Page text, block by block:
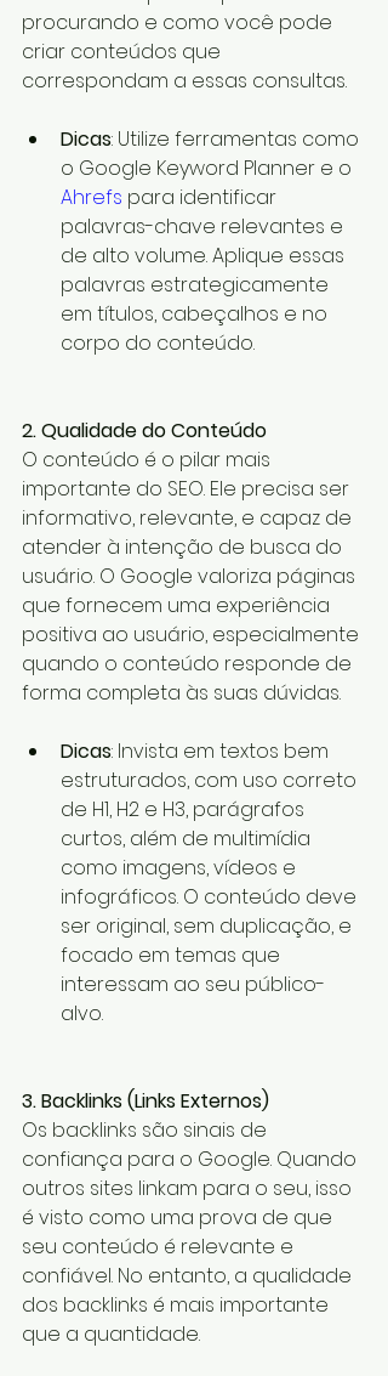
procurando e como você pode
criar conteúdos que
correspondam a essas consultas.
Dicas: Utilize ferramentas como
o Google Keyword Planner e o
Ahrefs para identificar
palavras-chave relevantes e
de alto volume. Aplique essas
palavras estrategicamente
em títulos, cabeçalhos e no
corpo do conteúdo.
2. Qualidade do Conteúdo
O conteúdo é o pilar mais
importante do SEO. Ele precisa ser
informativo, relevante, e capaz de
atender à intenção de busca do
usuário. O Google valoriza páginas
que fornecem uma experiência
positiva ao usuário, especialmente
quando o conteúdo responde de
forma completa às suas dúvidas.
Dicas: Invista em textos bem
estruturados, com uso correto
de H1, H2 e H3, parágrafos
curtos, além de multimídia
como imagens, vídeos e
infográficos. O conteúdo deve
ser original, sem duplicação, e
focado em temas que
interessam ao seu público-
alvo.
3. Backlinks (Links Externos)
Os backlinks são sinais de
confiança para o Google. Quando
outros sites linkam para o seu, isso
é visto como uma prova de que
seu conteúdo é relevante e
confiável. No entanto, a qualidade
dos backlinks é mais importante
que a quantidade.